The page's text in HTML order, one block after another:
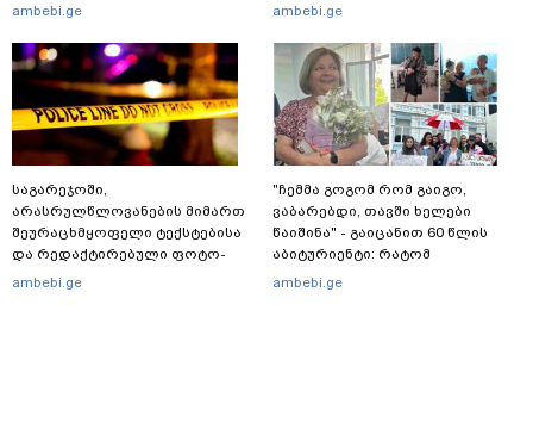
ambebi.ge
საგარეჯოში,
არასრულწლოვანების მიმართ
შეურაცხმყოფელი ტექსტებისა
და რედაქტირებული ფოტო-
ვიდეომასალის გავრცელების
ambebi.ge
ambebi.ge
"ჩემმა გოგომ რომ გაიგო,
ვაბარებდი, თავში ხელები
წაიშინა" - გაიცანით 60 წლის
აბიტურიენტი: რატომ
გადაწყვიტა ბაგრატიონთა
ambebi.ge